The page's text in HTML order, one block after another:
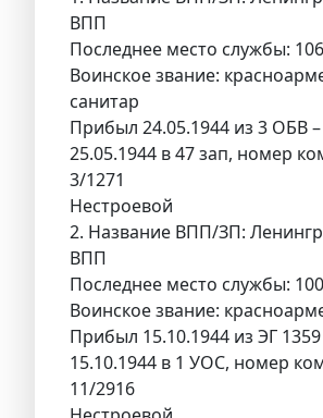
ВПП
Последнее место службы:
Воинское звание:
санитар
Прибыл 24.05.1944 из 3 ОБВ
25.05.1944 в 47 зап, номер
3/1271
Нестроевой
2. Название ВПП/ЗП:
ВПП
Последнее место службы:
Воинское звание:
Прибыл 15.10.1944 из ЭГ
15.10.1944 в 1 УОС, номер
11/2916